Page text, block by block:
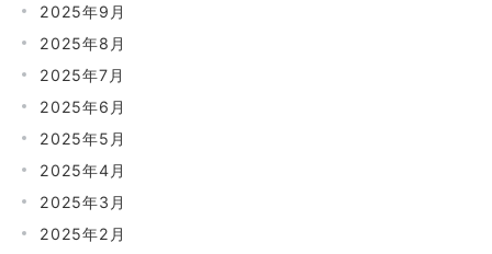
2025年9月
2025年8月
2025年7月
2025年6月
2025年5月
2025年4月
2025年3月
2025年2月